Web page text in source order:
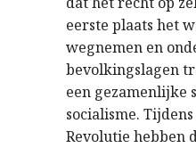
eerste plaats het
wegnemen en
bevolkingslagen
een gezamenlijke
socialisme. Tijdens
Revolutie hebben